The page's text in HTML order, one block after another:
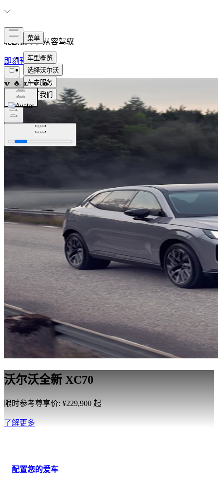
北欧豪华，从容驾驭
即刻预约试驾
沃尔沃全新 XC70
限时参考尊享价: ¥229,900 起
了解更多
配置您的爱车